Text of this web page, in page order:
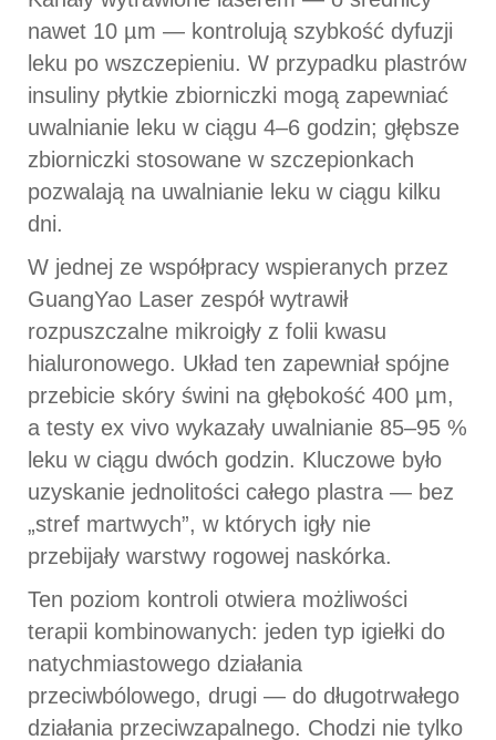
nawet 10 µm — kontrolują szybkość dyfuzji
leku po wszczepieniu. W przypadku plastrów
insuliny płytkie zbiorniczki mogą zapewniać
uwalnianie leku w ciągu 4–6 godzin; głębsze
zbiorniczki stosowane w szczepionkach
pozwalają na uwalnianie leku w ciągu kilku
dni.
W jednej ze współpracy wspieranych przez
GuangYao Laser zespół wytrawił
rozpuszczalne mikroigły z folii kwasu
hialuronowego. Układ ten zapewniał spójne
przebicie skóry świni na głębokość 400 µm,
a testy ex vivo wykazały uwalnianie 85–95 %
leku w ciągu dwóch godzin. Kluczowe było
uzyskanie jednolitości całego plastra — bez
„stref martwych”, w których igły nie
przebijały warstwy rogowej naskórka.
Ten poziom kontroli otwiera możliwości
terapii kombinowanych: jeden typ igiełki do
natychmiastowego działania
przeciwbólowego, drugi — do długotrwałego
działania przeciwzapalnego. Chodzi nie tylko